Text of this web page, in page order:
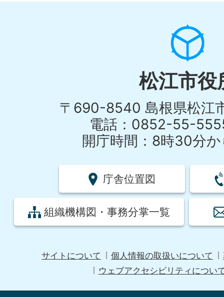
松江市役
〒690-8540 島根県松江
電話：0852-55-
開庁時間：8時30分か
庁舎位置図
組織機構図・事務分掌一覧
サイトについて 個人情報の取扱いについて
ウェブアクセシビリティについ